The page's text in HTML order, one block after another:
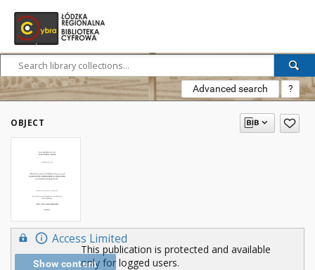
Advanced search ?
OBJECT
Access Limited
Show content
This publication is protected and available
only for logged users.